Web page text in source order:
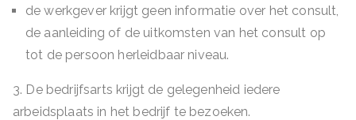
de werkgever krijgt geen informatie over het consult,
de aanleiding of de uitkomsten van het consult op
tot de persoon herleidbaar niveau.
3. De bedrijfsarts krijgt de gelegenheid iedere
arbeidsplaats in het bedrijf te bezoeken.